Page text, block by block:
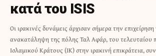
κατά του ISIS
Οι ιρακινές δυνάμεις άρχισαν σήμερα την επιχείρηση
ανακατάληψη της πόλης Ταλ Αφάρ, του τελευταίου
Ισλαμικού Κράτους (ΙΚ) στην ιρακινή επικράτεια,